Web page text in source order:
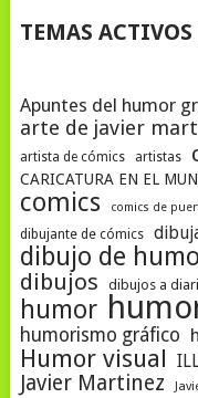
NAVEGACIÓN
TEMAS
Apuntes del humor
arte de javier
artista de cómics artistas
CARICATURA EN EL
comics comics de
dibujante de cómics
dibujo de
dibujos dibujos a
humor
humorismo gráfico
Humor visual
Javier Martinez